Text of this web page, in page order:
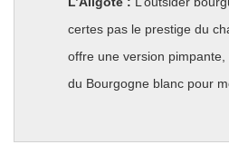
certes pas le prestige du
offre une version
du Bourgogne blanc pour